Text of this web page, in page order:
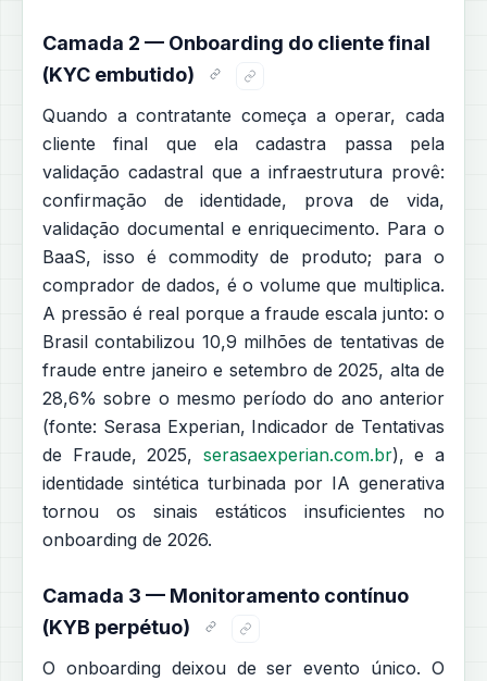
Camada 2 — Onboarding do cliente final
(KYC embutido)
Quando a contratante começa a operar, cada
cliente final que ela cadastra passa pela
validação cadastral que a infraestrutura provê:
confirmação de identidade, prova de vida,
validação documental e enriquecimento. Para o
BaaS, isso é commodity de produto; para o
comprador de dados, é o volume que multiplica.
A pressão é real porque a fraude escala junto: o
Brasil contabilizou 10,9 milhões de tentativas de
fraude entre janeiro e setembro de 2025, alta de
28,6% sobre o mesmo período do ano anterior
(fonte: Serasa Experian, Indicador de Tentativas
de Fraude, 2025, serasaexperian.com.br), e a
identidade sintética turbinada por IA generativa
tornou os sinais estáticos insuficientes no
onboarding de 2026.
Camada 3 — Monitoramento contínuo
(KYB perpétuo)
O onboarding deixou de ser evento único. O